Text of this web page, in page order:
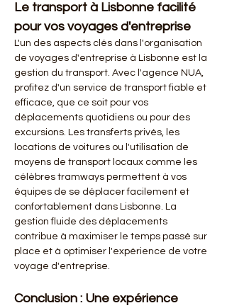
Le transport à Lisbonne facilité
pour vos voyages d'entreprise
L'un des aspects clés dans l'organisation
de voyages d'entreprise à Lisbonne est la
gestion du transport. Avec l'agence NUA,
profitez d'un service de transport fiable et
efficace, que ce soit pour vos
déplacements quotidiens ou pour des
excursions. Les transferts privés, les
locations de voitures ou l'utilisation de
moyens de transport locaux comme les
célèbres tramways permettent à vos
équipes de se déplacer facilement et
confortablement dans Lisbonne. La
gestion fluide des déplacements
contribue à maximiser le temps passé sur
place et à optimiser l'expérience de votre
voyage d'entreprise.
Conclusion : Une expérience